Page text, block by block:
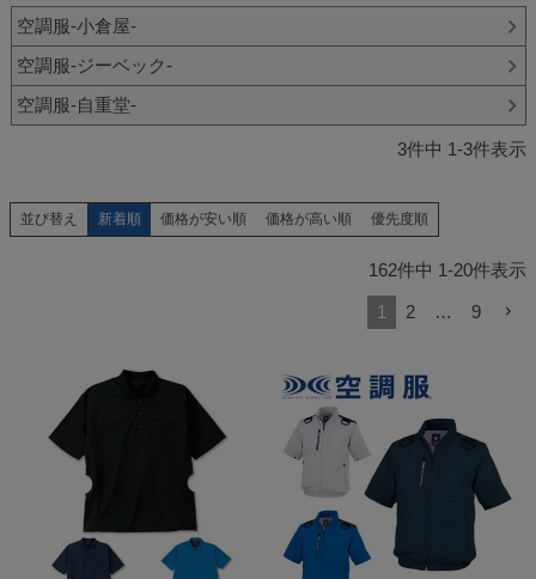
空調服-小倉屋-
空調服-ジーベック-
空調服-自重堂-
3件中 1-3件表示
並び替え 新着順 価格が安い順 価格が高い順 優先度順
162件中 1-20件表示
1 2 … 9